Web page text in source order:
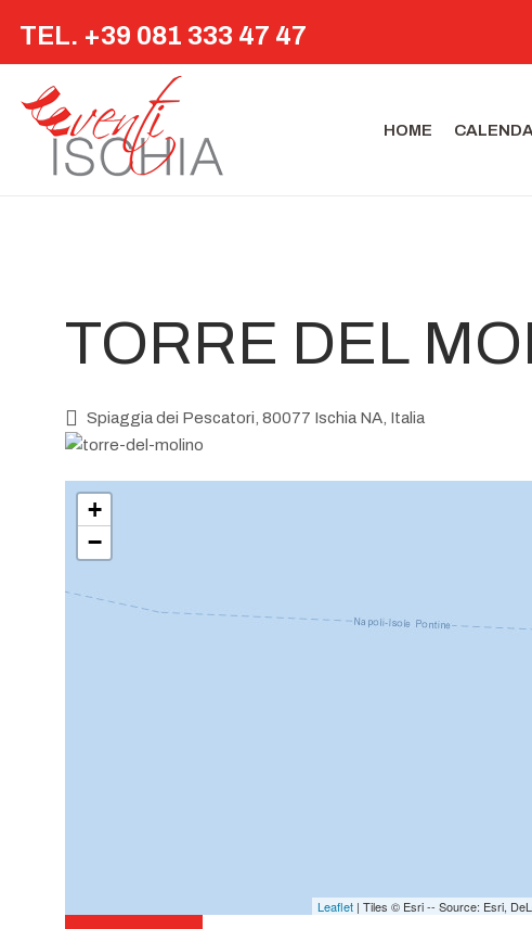
TEL. +39 081 333 47 47
HOME
TORRE DEL
Spiaggia dei Pescatori, 80077 Ischia NA, Italia
+
−
Leaflet | Tiles © Esri -- Source: Esri,